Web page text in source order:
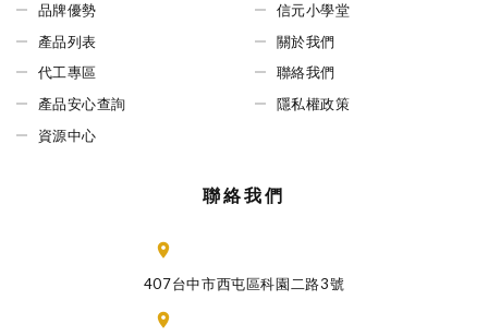
品牌優勢
產品列表
代工專區
產品安心查詢
資源中心
信元小學堂
關於我們
聯絡我們
隱私權政策
聯絡我們
407台中市西屯區科園二路3號